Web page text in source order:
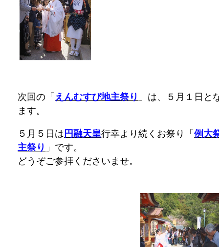
次回の「 えんむすび地主祭り 」は、５月１日と
ます。
５月５日は 円融天皇行幸より続くお祭り「例大
主祭り 」です。
どうぞご参拝くださいませ。